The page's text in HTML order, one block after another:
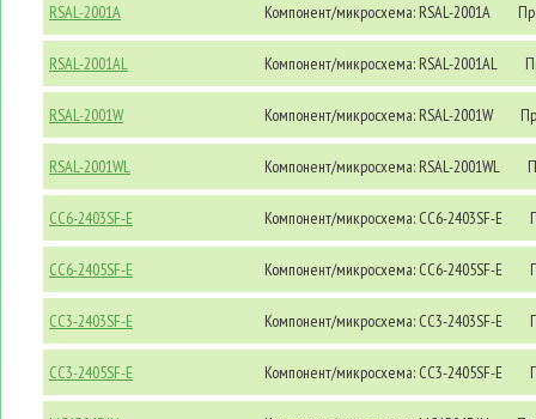
RSAL-2001A Компонент/микросхема: RSAL-2001A
RSAL-2001AL Компонент/микросхема: RSAL-2001AL
RSAL-2001W Компонент/микросхема: RSAL-2001W
RSAL-2001WL Компонент/микросхема: RSAL-2001WL
CC6-2403SF-E Компонент/микросхема: CC6-2403SF-E
CC6-2405SF-E Компонент/микросхема: CC6-2405SF-E
CC3-2403SF-E Компонент/микросхема: CC3-2403SF-E
CC3-2405SF-E Компонент/микросхема: CC3-2405SF-E